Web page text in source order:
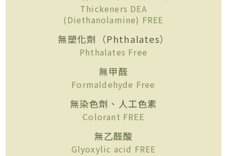
Thickeners DEA
(Diethanolamine) FREE
無塑化劑（Phthalates）
Phthalates Free
無甲醛
Formaldehyde Free
無染色劑、人工色素
Colorant FREE
無乙醛酸
Glyoxylic acid FREE